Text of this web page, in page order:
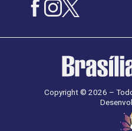
Copyright © 2026 –